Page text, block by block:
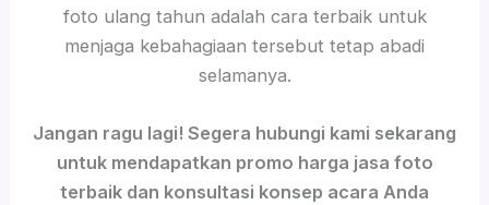
foto ulang tahun adalah cara terbaik untuk
menjaga kebahagiaan tersebut tetap abadi
selamanya.
Jangan ragu lagi! Segera hubungi kami sekarang
untuk mendapatkan promo harga jasa foto
terbaik dan konsultasi konsep acara Anda